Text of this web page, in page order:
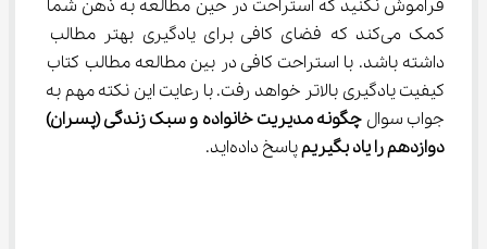
فراموش نکنید که استراحت در حین مطالعه به ذهن شما
کمک می‌کند که فضای کافی برای یادگیری بهتر مطالب
داشته باشد. با استراحت کافی در بین مطالعه مطالب کتاب
کیفیت یادگیری بالاتر خواهد رفت. با رعایت این نکته مهم به
جواب سوال چگونه مدیریت خانواده و سبک زندگی (پسران)
دوازدهم را یاد بگیریم پاسخ داده‌اید.